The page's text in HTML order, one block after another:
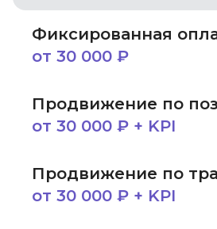
Фиксированная
от 30 000 ₽
Продвижение по
от 30 000 ₽ + KPI
Продвижение по
от 30 000 ₽ + KPI